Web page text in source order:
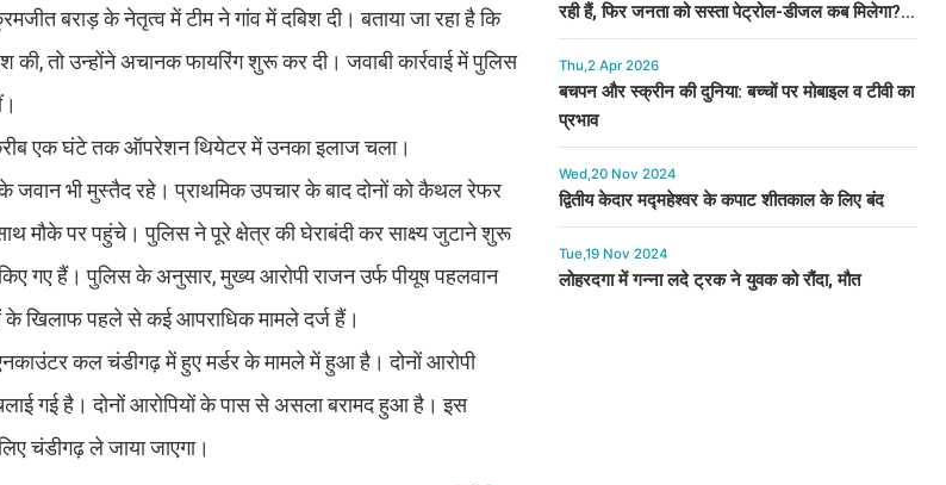
बराड़ के नेतृत्व में टीम ने गांव में दबिश दी। बताया जा रहा है कि
तो उन्होंने अचानक फायरिंग शुरू कर दी। जवाबी कार्रवाई में पुलिस
एक घंटे तक ऑपरेशन थियेटर में उनका इलाज चला।
जवान भी मुस्तैद रहे। प्राथमिक उपचार के बाद दोनों को कैथल रेफर
मौके पर पहुंचे। पुलिस ने पूरे क्षेत्र की घेराबंदी कर साक्ष्य जुटाने शुरू
गए हैं। पुलिस के अनुसार, मुख्य आरोपी राजन उर्फ पीयूष पहलवान
के खिलाफ पहले से कई आपराधिक मामले दर्ज हैं।
कल चंडीगढ़ में हुए मर्डर के मामले में हुआ है। दोनों आरोपी
गई है। दोनों आरोपियों के पास से असला बरामद हुआ है। इस
चंडीगढ़ ले जाया जाएगा।
रही हैं, फिर जनता को सस्ता पेट्रोल-डीजल कब मिलेगा? :
कुमारी सैलजा
Thu,2 Apr 2026
बचपन और स्क्रीन की दुनिया: बच्चों पर मोबाइल व टीवी का
प्रभाव
Wed,20 Nov 2024
द्वितीय केदार मद्महेश्वर के कपाट शीतकाल के लिए बंद
Tue,19 Nov 2024
लोहरदगा में गन्ना लदे ट्रक ने युवक को रौंदा, मौत